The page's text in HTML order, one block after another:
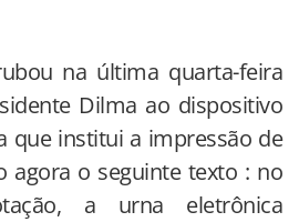
na última quarta-feira
Dilma ao dispositivo
que institui a impressão de
agora o seguinte texto : no
a urna eletrônica